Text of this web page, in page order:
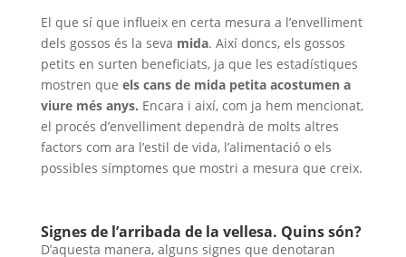
El que sí que influeix en certa mesura a l’envelliment
dels gossos és la seva mida. Així doncs, els gossos
petits en surten beneficiats, ja que les estadístiques
mostren que els cans de mida petita acostumen a
viure més anys. Encara i així, com ja hem mencionat,
el procés d’envelliment dependrà de molts altres
factors com ara l’estil de vida, l’alimentació o els
possibles símptomes que mostri a mesura que creix.
Signes de l’arribada de la vellesa. Quins són?
D’aquesta manera, alguns signes que denotaran